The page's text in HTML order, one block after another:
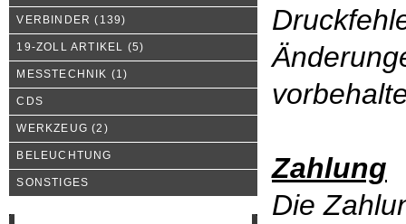
VERBINDER (139)
19-ZOLL ARTIKEL (5)
MESSTECHNIK (1)
CDS
WERKZEUG (2)
BELEUCHTUNG
SONSTIGES
Zahlung
Die